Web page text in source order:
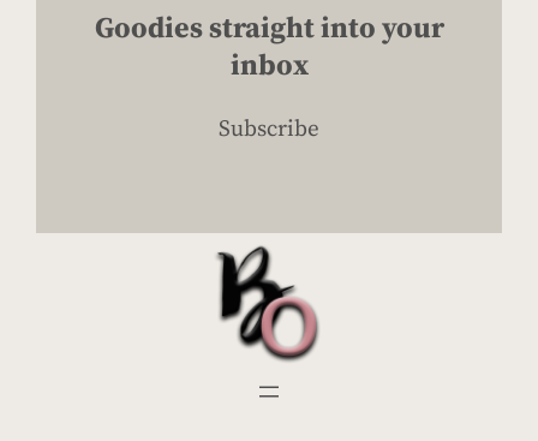
Goodies straight into your
inbox
Subscribe